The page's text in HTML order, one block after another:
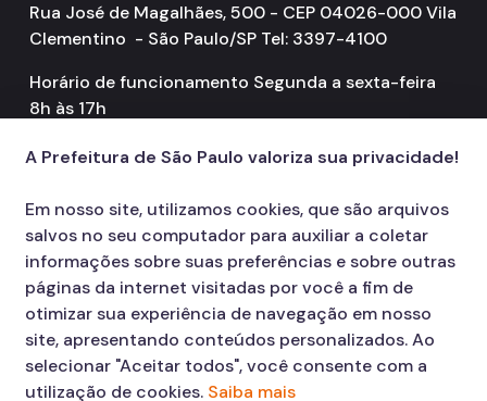
Rua José de Magalhães, 500 - CEP 04026-000 Vila
Clementino - São Paulo/SP Tel: 3397-4100
Horário de funcionamento Segunda a sexta-feira
8h às 17h
A Prefeitura de São Paulo valoriza sua privacidade!
Em nosso site, utilizamos cookies, que são arquivos
salvos no seu computador para auxiliar a coletar
informações sobre suas preferências e sobre outras
páginas da internet visitadas por você a fim de
otimizar sua experiência de navegação em nosso
site, apresentando conteúdos personalizados. Ao
selecionar "Aceitar todos", você consente com a
utilização de cookies. Saiba mais